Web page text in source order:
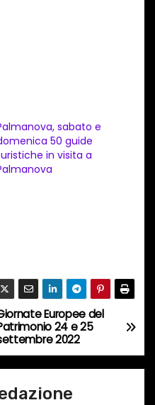
sabato e
50 guide
in visita a
Europee del
24 e 25
2022